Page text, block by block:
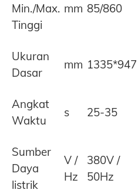
Min./Max.
Tinggi
mm 85/860
Ukuran
Dasar
mm 1335*947
Angkat
Waktu
s 25-35
Sumber
Daya
listrik
V /
Hz
380V /
50Hz